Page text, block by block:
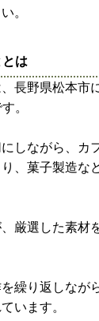
。
は
長野県松本市
。
しながら、カ
、菓子製造な
厳選した素材
繰り返しなが
います。